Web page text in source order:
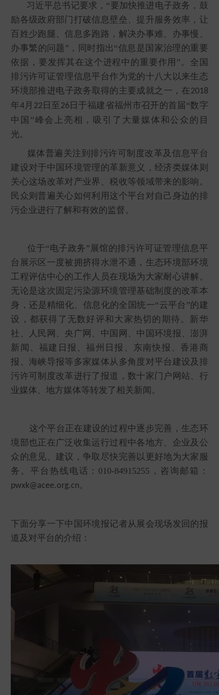
习近平总书记要求，“要加快推进电子政务，鼓
励各级政府部门打破信息壁垒、提升服务效率，让
百姓少跑腿、信息多跑路，解决办事难、办事慢、
办事繁的问题”，同时指出“信息是国家治理的重要
依据，要发挥其在这个进程中的重要作用”。全国
排污许可证管理信息平台作为党的十八大以来生态
环境部推进电子政务取得的主要成就之一，在2018
年4月 22 日至 26日于福建省福州市召开的首届“数字
中国”峰会上亮相，吸引了大量媒体和公众的目
光。
媒体普遍关注到排污许可制度改革及信息平台
建设对于中国环境管理的革新意义，经济类媒体则
关心这场改革对产业界、税收等领域带来的影响。
民众则普遍关心如何利用这个平台对自己身边的排
污企业进行了解和有效的监督。
位于“电子政务”展馆的排污许可证管理信息平
台展示区一度被拥挤得水泄不通，生态环境部环境
工程评估中心的工作人员在现场为大家耐心讲解。
无论是这次固定污染源环境管理基础制度的改革本
身，还是精细化、信息化的全国统一“云平台”的建
设，都获得了无数好评和大家热切的期待。新华
社、人民网、央广网、中国网、中国环境报、澎湃
新闻、福建日报、福州日报、东南快报、香港商
报、海峡导报等多家媒体从多角度对平台建设及排
污许可制度改革进行了报道，数十家门户网站、行
业媒体、地方媒体等转发了相关新闻。
这个平台正在建设的过程中逐步完善，生态环
境部也正在广泛收集运行过程中各地方、企业及公
众的意见、建议，争取尽快完善以更好地为大家服
务。平台热线电话：010-84915255，咨询邮箱：
pwxk@acee.org.cn。
下面分享一下中国环境报记者从展会现场发回的报
道及对平台的介绍：